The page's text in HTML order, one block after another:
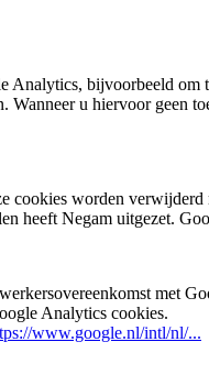
Analytics, bijvoorbeeld om
Wanneer u hiervoor geen
cookies worden verwijderd
heeft Negam uitgezet.
met
Analytics cookies.
www.google.nl/intl/nl/...